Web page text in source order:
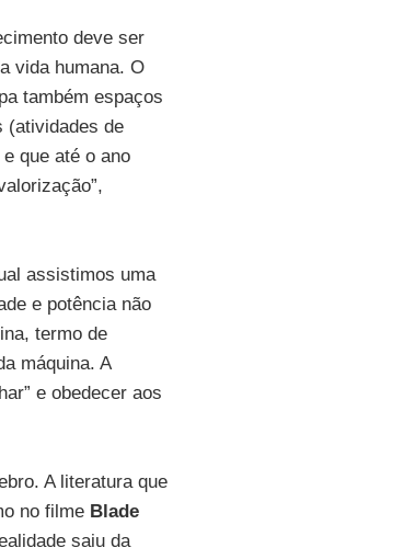
deve ser
vida humana. O
também espaços
(atividades de
que até o ano
assistimos uma
e potência não
termo de
máquina. A
e obedecer aos
A literatura que
no filme Blade
saiu da